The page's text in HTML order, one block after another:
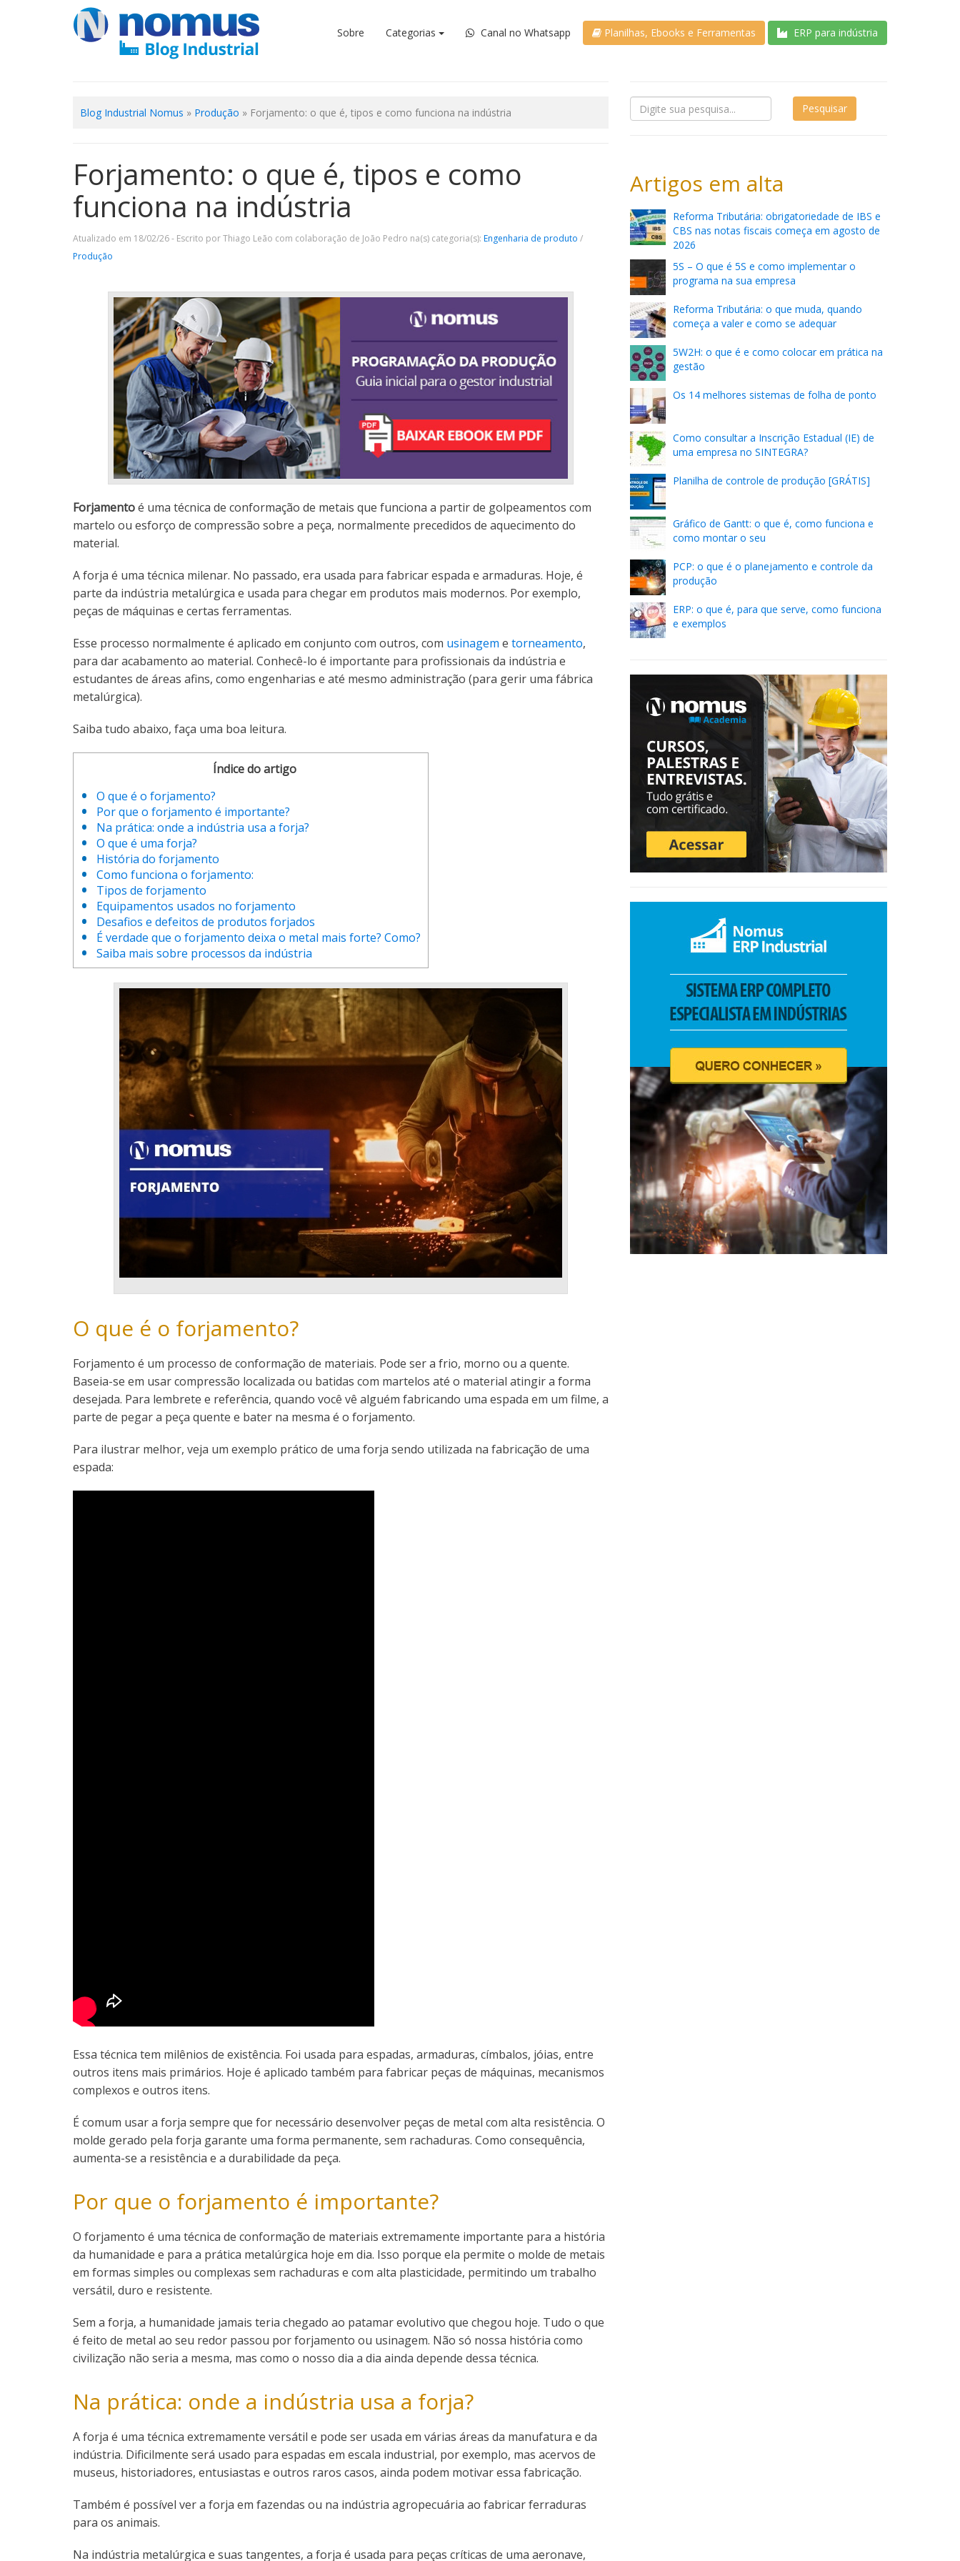
Sobre Categorias Canal no Whatsapp Planilhas, Ebooks e Ferramentas ERP para indústria
Blog Industrial Nomus » Produção » Forjamento: o que é, tipos e como funciona na indústria
Forjamento: o que é, tipos e como
funciona na indústria
Atualizado em 18/02/26 - Escrito por Thiago Leão com colaboração de João Pedro na(s) categoria(s): Engenharia de produto /
Produção
Forjamentoé uma técnica de conformação de metais que funciona a partir de golpeamentos com
martelo ou esforço de compressão sobre a peça, normalmente precedidos de aquecimento do
material.
A forja é uma técnica milenar. No passado, era usada para fabricar espada e armaduras. Hoje, é
parte da indústria metalúrgica e usada para chegar em produtos mais modernos. Por exemplo,
peças de máquinas e certas ferramentas.
Esse processo normalmente é aplicado em conjunto com outros, com usinagem e torneamento,
para dar acabamento ao material. Conhecê-lo é importante para profissionais da indústria e
estudantes de áreas afins, como engenharias e até mesmo administração (para gerir uma fábrica
metalúrgica).
Saiba tudo abaixo, faça uma boa leitura.
Índice do artigo
O que é o forjamento?
Por que o forjamento é importante?
Na prática: onde a indústria usa a forja?
O que é uma forja?
História do forjamento
Como funciona o forjamento:
Tipos de forjamento
Equipamentos usados no forjamento
Desafios e defeitos de produtos forjados
É verdade que o forjamento deixa o metal mais forte? Como?
Saiba mais sobre processos da indústria
O que é o forjamento?
Forjamento é um processo de conformação de materiais. Pode ser a frio, morno ou a quente.
Baseia-se em usar compressão localizada ou batidas com martelos até o material atingir a forma
desejada. Para lembrete e referência, quando você vê alguém fabricando uma espada em um filme, a
parte de pegar a peça quente e bater na mesma é o forjamento.
Para ilustrar melhor, veja um exemplo prático de uma forja sendo utilizada na fabricação de uma
espada:
Essa técnica tem milênios de existência. Foi usada para espadas, armaduras, címbalos, jóias, entre
outros itens mais primários. Hoje é aplicado também para fabricar peças de máquinas, mecanismos
complexos e outros itens.
É comum usar a forja sempre que for necessário desenvolver peças de metal com alta resistência. O
molde gerado pela forja garante uma forma permanente, sem rachaduras. Como consequência,
aumenta-se a resistência e a durabilidade da peça.
Por que o forjamento é importante?
O forjamento é uma técnica de conformação de materiais extremamente importante para a história
da humanidade e para a prática metalúrgica hoje em dia. Isso porque ela permite o molde de metais
em formas simples ou complexas sem rachaduras e com alta plasticidade, permitindo um trabalho
versátil, duro e resistente.
Sem a forja, a humanidade jamais teria chegado ao patamar evolutivo que chegou hoje. Tudo o que
é feito de metal ao seu redor passou por forjamento ou usinagem. Não só nossa história como
civilização não seria a mesma, mas como o nosso dia a dia ainda depende dessa técnica.
Na prática: onde a indústria usa a forja?
A forja é uma técnica extremamente versátil e pode ser usada em várias áreas da manufatura e da
indústria. Dificilmente será usado para espadas em escala industrial, por exemplo, mas acervos de
museus, historiadores, entusiastas e outros raros casos, ainda podem motivar essa fabricação.
Também é possível ver a forja em fazendas ou na indústria agropecuária ao fabricar ferraduras
para os animais.
Na indústria metalúrgica e suas tangentes, a forja é usada para peças críticas de uma aeronave,
Artigos em alta
Reforma Tributária: obrigatoriedade de IBS e
CBS nas notas fiscais começa em agosto de
2026
5S – O que é 5S e como implementar o
programa na sua empresa
Reforma Tributária: o que muda, quando
começa a valer e como se adequar
5W2H: o que é e como colocar em prática na
gestão
Os 14 melhores sistemas de folha de ponto
Como consultar a Inscrição Estadual (IE) de
uma empresa no SINTEGRA?
Planilha de controle de produção [GRÁTIS]
Gráfico de Gantt: o que é, como funciona e
como montar o seu
PCP: o que é o planejamento e controle da
produção
ERP: o que é, para que serve, como funciona
e exemplos